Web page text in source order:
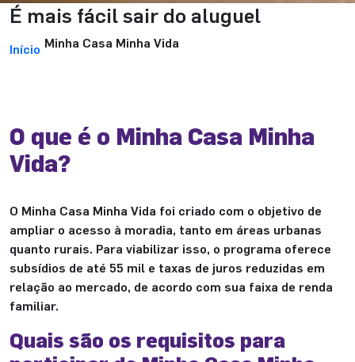
É mais fácil sair do aluguel
Início Minha Casa Minha Vida
O que é o Minha Casa Minha
Vida?
O Minha Casa Minha Vida foi criado com o objetivo de
ampliar o acesso à moradia, tanto em áreas urbanas
quanto rurais. Para viabilizar isso, o programa oferece
subsídios de até 55 mil e taxas de juros reduzidas em
relação ao mercado, de acordo com sua faixa de renda
familiar.
Quais são os requisitos para